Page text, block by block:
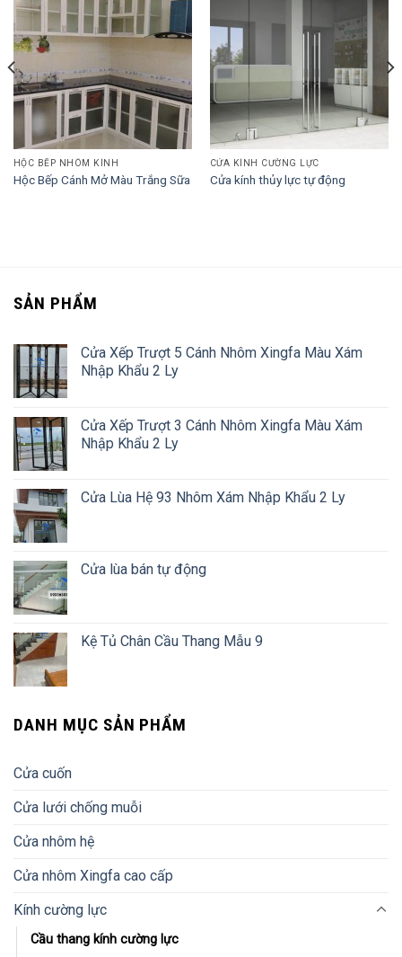
HỘC BẾP NHÔM KÍNH
Hộc Bếp Cánh Mở Màu Trắng Sữa
CỬA KÍNH CƯỜNG LỰC
Cửa kính thủy lực tự động
SẢN PHẨM
Cửa Xếp Trượt 5 Cánh Nhôm Xingfa Màu Xám
Nhập Khẩu 2 Ly
Cửa Xếp Trượt 3 Cánh Nhôm Xingfa Màu Xám
Nhập Khẩu 2 Ly
Cửa Lùa Hệ 93 Nhôm Xám Nhập Khẩu 2 Ly
Cửa lùa bán tự động
Kệ Tủ Chân Cầu Thang Mẫu 9
DANH MỤC SẢN PHẨM
Cửa cuốn
Cửa lưới chống muỗi
Cửa nhôm hệ
Cửa nhôm Xingfa cao cấp
Kính cường lực
Cầu thang kính cường lực